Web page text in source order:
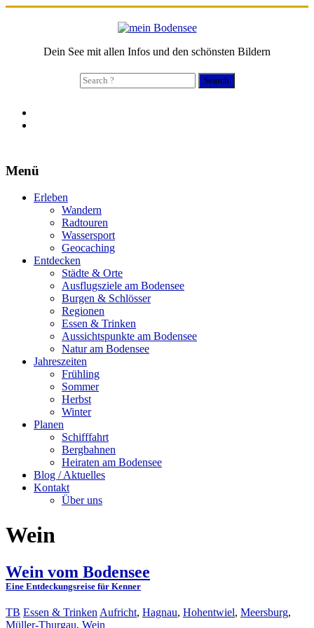
Dein See mit allen Infos und den schönsten Bildern
Search
for:
Menü
Erleben
Wandern
Radtouren
Wassersport
Geocaching
Entdecken
Städte & Orte
Ausflugsziele am Bodensee
Burgen & Schlösser
Regionen
Essen & Trinken
Aussichtspunkte am Bodensee
Natur am Bodensee
Jahreszeiten
Frühling
Sommer
Herbst
Winter
Planen
Schifffahrt
Bergbahnen
Heiraten am Bodensee
Blog / Aktuelles
Kontakt
Über uns
Wein
Wein vom Bodensee
Eine Entdeckungsreise für Kenner
TB Essen & Trinken Aufricht, Hagnau, Hohentwiel, Meersburg,
Müller-Thurgau, Wein